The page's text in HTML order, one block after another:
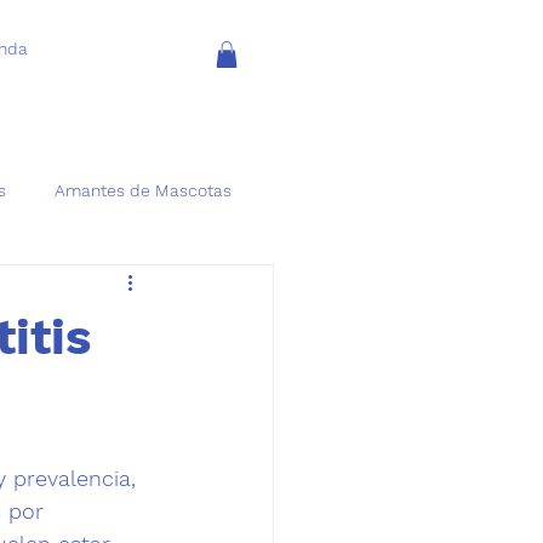
Amantes de Mascotas
prevalencia,
por